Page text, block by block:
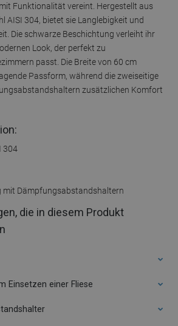
Funktionalität vereint. Hergestellt aus
AISI 304, bietet sie Langlebigkeit und
Die schwarze Beschichtung verleiht ihr
Look, der perfekt zu
passt. Die Breite von 60 cm
Passform, während die zweiseitige
zusätzlichen Komfort
304
mit Dämpfungsabstandshaltern
die in diesem Produkt
Einsetzen einer Fliese